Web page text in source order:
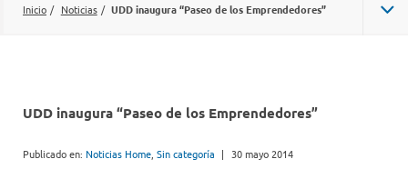
Inicio / Noticias / UDD inaugura “Paseo de los Emprendedores”
UDD inaugura “Paseo de los Emprendedores”
Publicado en: Noticias Home Sin categoría | 30 mayo 2014